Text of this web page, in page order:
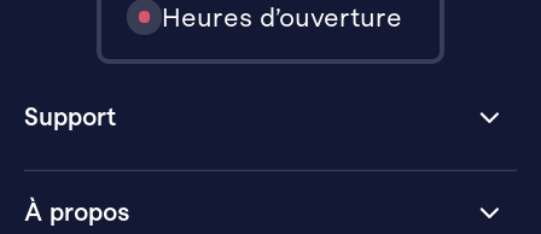
À propos
Heures d’ouverture
Support